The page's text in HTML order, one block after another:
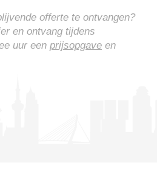
offerte te ontvangen?
en ontvang tijdens
uur een prijsopgave en